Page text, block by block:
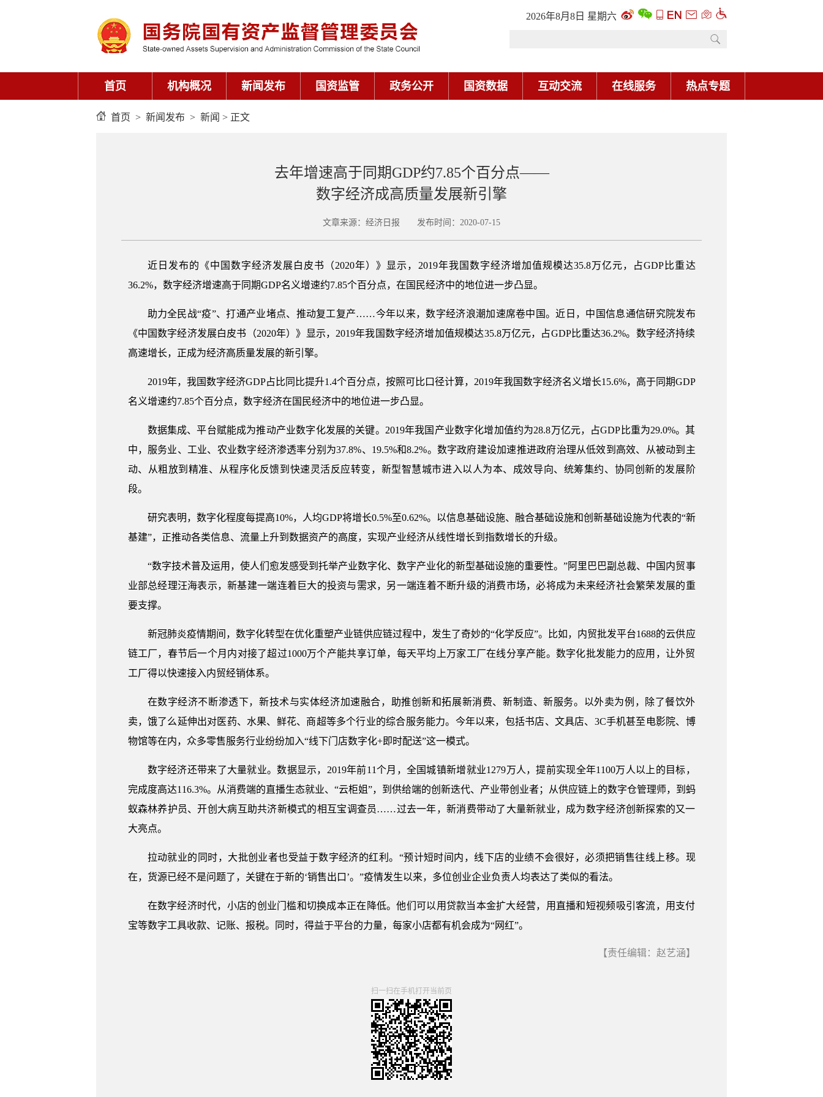
2026年8月8日 星期六
首页 机构概况 新闻发布 国资监管 政务公开 国资数据 互动交流 在线服务 热点专题
首页 > 新闻发布 > 新闻 > 正文
去年增速高于同期GDP约7.85个百分点——
数字经济成高质量发展新引擎
文章来源：经济日报 发布时间：2020-07-15
近日发布的《中国数字经济发展白皮书（2020年）》显示，2019年我国数字经济增加值规模达35.8万亿元，占GDP比重达
36.2%，数字经济增速高于同期GDP名义增速约7.85个百分点，在国民经济中的地位进一步凸显。
助力全民战“疫”、打通产业堵点、推动复工复产……今年以来，数字经济浪潮加速席卷中国。近日，中国信息通信研究院发布
《中国数字经济发展白皮书（2020年）》显示，2019年我国数字经济增加值规模达35.8万亿元，占GDP比重达36.2%。数字经济持续
高速增长，正成为经济高质量发展的新引擎。
2019年，我国数字经济GDP占比同比提升1.4个百分点，按照可比口径计算，2019年我国数字经济名义增长15.6%，高于同期GDP
名义增速约7.85个百分点，数字经济在国民经济中的地位进一步凸显。
数据集成、平台赋能成为推动产业数字化发展的关键。2019年我国产业数字化增加值约为28.8万亿元，占GDP比重为29.0%。其
中，服务业、工业、农业数字经济渗透率分别为37.8%、19.5%和8.2%。数字政府建设加速推进政府治理从低效到高效、从被动到主
动、从粗放到精准、从程序化反馈到快速灵活反应转变，新型智慧城市进入以人为本、成效导向、统筹集约、协同创新的发展阶
段。
研究表明，数字化程度每提高10%，人均GDP将增长0.5%至0.62%。以信息基础设施、融合基础设施和创新基础设施为代表的“新
基建”，正推动各类信息、流量上升到数据资产的高度，实现产业经济从线性增长到指数增长的升级。
“数字技术普及运用，使人们愈发感受到托举产业数字化、数字产业化的新型基础设施的重要性。”阿里巴巴副总裁、中国内贸事
业部总经理汪海表示，新基建一端连着巨大的投资与需求，另一端连着不断升级的消费市场，必将成为未来经济社会繁荣发展的重
要支撑。
新冠肺炎疫情期间，数字化转型在优化重塑产业链供应链过程中，发生了奇妙的“化学反应”。比如，内贸批发平台1688的云供应
链工厂，春节后一个月内对接了超过1000万个产能共享订单，每天平均上万家工厂在线分享产能。数字化批发能力的应用，让外贸
工厂得以快速接入内贸经销体系。
在数字经济不断渗透下，新技术与实体经济加速融合，助推创新和拓展新消费、新制造、新服务。以外卖为例，除了餐饮外
卖，饿了么延伸出对医药、水果、鲜花、商超等多个行业的综合服务能力。今年以来，包括书店、文具店、3C手机甚至电影院、博
物馆等在内，众多零售服务行业纷纷加入“线下门店数字化+即时配送”这一模式。
数字经济还带来了大量就业。数据显示，2019年前11个月，全国城镇新增就业1279万人，提前实现全年1100万人以上的目标，
完成度高达116.3%。从消费端的直播生态就业、“云柜姐”，到供给端的创新迭代、产业带创业者；从供应链上的数字仓管理师，到蚂
蚁森林养护员、开创大病互助共济新模式的相互宝调查员……过去一年，新消费带动了大量新就业，成为数字经济创新探索的又一
大亮点。
拉动就业的同时，大批创业者也受益于数字经济的红利。“预计短时间内，线下店的业绩不会很好，必须把销售往线上移。现
在，货源已经不是问题了，关键在于新的‘销售出口’。”疫情发生以来，多位创业企业负责人均表达了类似的看法。
在数字经济时代，小店的创业门槛和切换成本正在降低。他们可以用贷款当本金扩大经营，用直播和短视频吸引客流，用支付
宝等数字工具收款、记账、报税。同时，得益于平台的力量，每家小店都有机会成为“网红”。
【责任编辑：赵艺涵】
扫一扫在手机打开当前页